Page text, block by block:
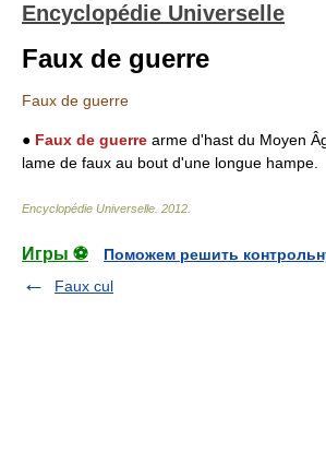
Encyclopédie Universelle
Faux de guerre
Faux de guerre
● Faux de guerre arme d'hast du Moyen
lame de faux au bout d'une longue hampe.
Encyclopédie Universelle 2012
Игры ⚽
Поможем решить
Faux cul